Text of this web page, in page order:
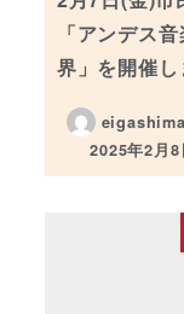
「アンデス
界」を開催し
投稿日
2025年2月8